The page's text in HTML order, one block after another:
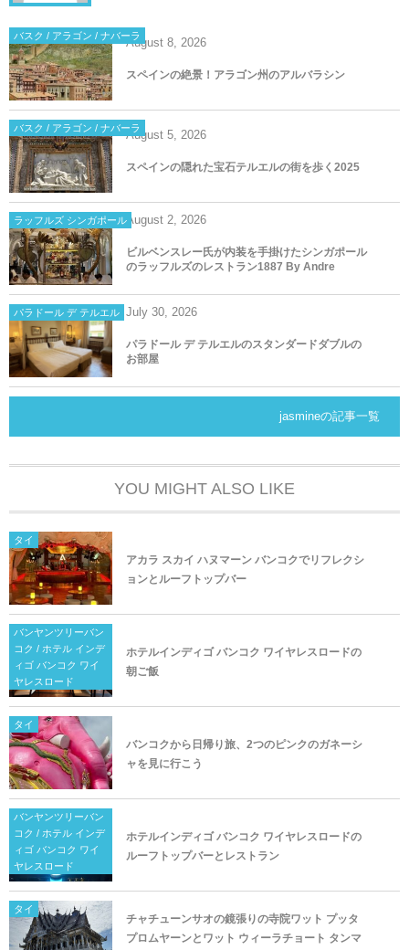
バスク / アラゴン / ナバーラAugust 8 2026
スペインの絶景！アラゴン州のアルバラシン
バスク / アラゴン / ナバーラAugust 5 2026
スペインの隠れた宝石テルエルの街を歩く2025
ラッフルズ シンガポールAugust 2 2026
ビルベンスレー氏が内装を手掛けたシンガポール
のラッフルズのレストラン1887 By Andre
パラドール デ テルエル July 30 2026
パラドール デ テルエルのスタンダードダブルの
お部屋
jasmineの記事一覧
YOU MIGHT ALSO LIKE
タイ
アカラ スカイ ハヌマーン バンコクでリフレクシ
ョンとルーフトップバー
バンヤンツリーバン
コク / ホテル インデ
ィゴ バンコク ワイ
ヤレスロード
ホテルインディゴ バンコク ワイヤレスロードの
朝ご飯
タイ
バンコクから日帰り旅、2つのピンクのガネーシ
ャを見に行こう
バンヤンツリーバン
コク / ホテル インデ
ィゴ バンコク ワイ
ヤレスロード
ホテルインディゴ バンコク ワイヤレスロードの
ルーフトップバーとレストラン
タイ
チャチューンサオの鏡張りの寺院ワット プッタ
プロムヤーンとワット ウィーラチョート タンマ